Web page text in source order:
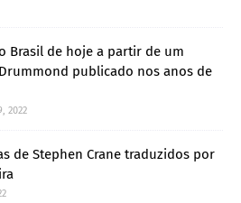
Brasil de hoje a partir de um
publicado nos anos de
2022
de Stephen Crane traduzidos por